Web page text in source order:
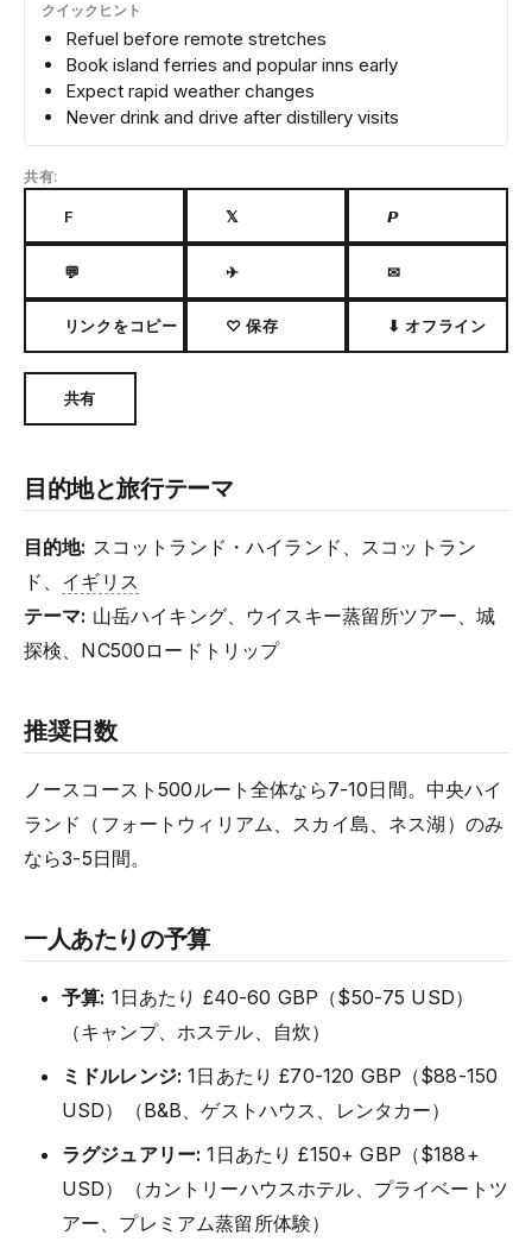
クイックヒント
Refuel before remote stretches
Book island ferries and popular inns early
Expect rapid weather changes
Never drink and drive after distillery visits
共有:
F 𝕏 𝙋
💬 ✈ ✉
リンクをコピー ♡ 保存 ⬇ オフライン
共有
目的地と旅行テーマ
目的地: スコットランド・ハイランド、スコットラン
ド、 イギリス
テーマ: 山岳ハイキング、ウイスキー蒸留所ツアー、城
探検、NC500ロードトリップ
推奨日数
ノースコースト500ルート全体なら7-10日間。中央ハイ
ランド（フォートウィリアム、スカイ島、ネス湖）のみ
なら3-5日間。
一人あたりの予算
予算: 1日あたり £40-60 GBP（$50-75 USD）
（キャンプ、ホステル、自炊）
ミドルレンジ: 1日あたり £70-120 GBP（$88-150
USD）（B&B、ゲストハウス、レンタカー）
ラグジュアリー: 1日あたり £150+ GBP（$188+
USD）（カントリーハウスホテル、プライベートツ
アー、プレミアム蒸留所体験）